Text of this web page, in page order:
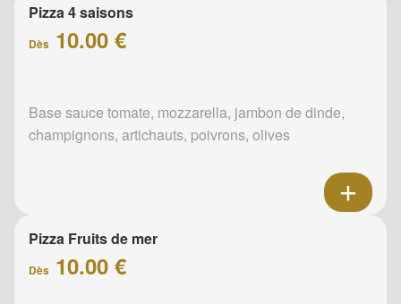
Pizza 4 saisons
Dès 10.00 €
Base sauce tomate, mozzarella, jambon de dinde,
champignons, artichauts, poivrons, olives
Pizza Fruits de mer
Dès 10.00 €